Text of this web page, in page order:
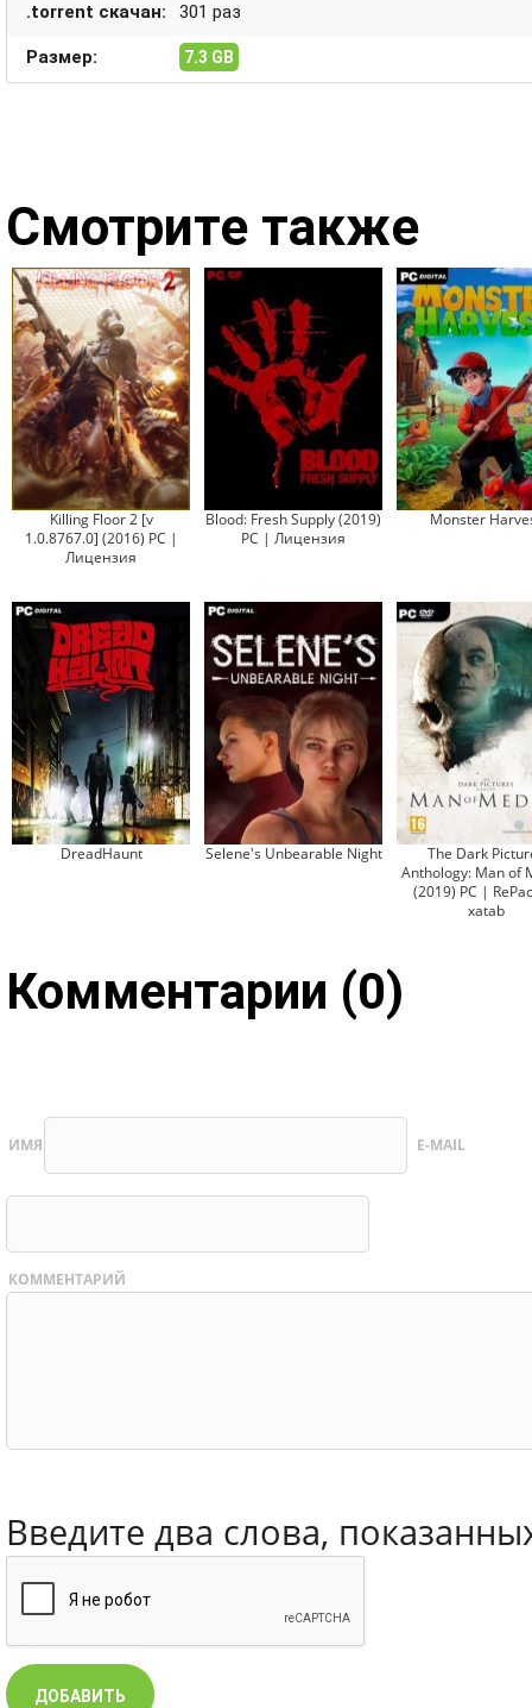
.torrent скачан: 301 раз
Размер: 7.3 GB
Смотрите также
Killing Floor 2 [v
1.0.8767.0] (2016) PC |
Лицензия
Blood: Fresh Supply (2019)
PC | Лицензия
Monster
DreadHaunt Selene's Unbearable Night
The Dark
Anthology: Man of
(2019) PC |
xatab
Комментарии (0)
ИМЯ E-MAIL
КОММЕНТАРИЙ
Введите два слова,